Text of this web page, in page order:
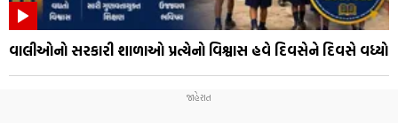
વાલીઓનો સરકારી શાળાઓ પ્રત્યેનો વિશ્વાસ હવે દિવસેને દિવસે વધ્યો